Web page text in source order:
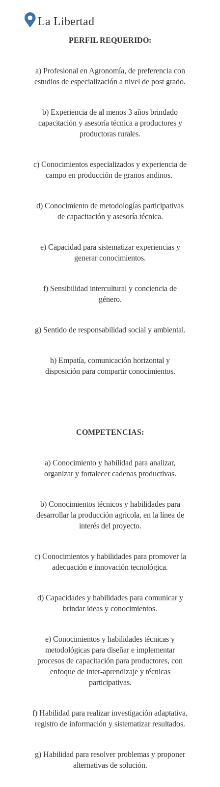
La Libertad
PERFIL REQUERIDO:
a) Profesional en Agronomía, de preferencia con
estudios de especialización a nivel de post grado.
b) Experiencia de al menos 3 años brindado
capacitación y asesoría técnica a productores y
productoras rurales.
c) Conocimientos especializados y experiencia de
campo en producción de granos andinos.
d) Conocimiento de metodologías participativas
de capacitación y asesoría técnica.
e) Capacidad para sistematizar experiencias y
generar conocimientos.
f) Sensibilidad intercultural y conciencia de
género.
g) Sentido de responsabilidad social y ambiental.
h) Empatía, comunicación horizontal y
disposición para compartir conocimientos.
COMPETENCIAS:
a) Conocimiento y habilidad para analizar,
organizar y fortalecer cadenas productivas.
b) Conocimientos técnicos y habilidades para
desarrollar la producción agrícola, en la línea de
interés del proyecto.
c) Conocimientos y habilidades para promover la
adecuación e innovación tecnológica.
d) Capacidades y habilidades para comunicar y
brindar ideas y conocimientos.
e) Conocimientos y habilidades técnicas y
metodológicas para diseñar e implementar
procesos de capacitación para productores, con
enfoque de inter-aprendizaje y técnicas
participativas.
f) Habilidad para realizar investigación adaptativa,
registro de información y sistematizar resultados.
g) Habilidad para resolver problemas y proponer
alternativas de solución.